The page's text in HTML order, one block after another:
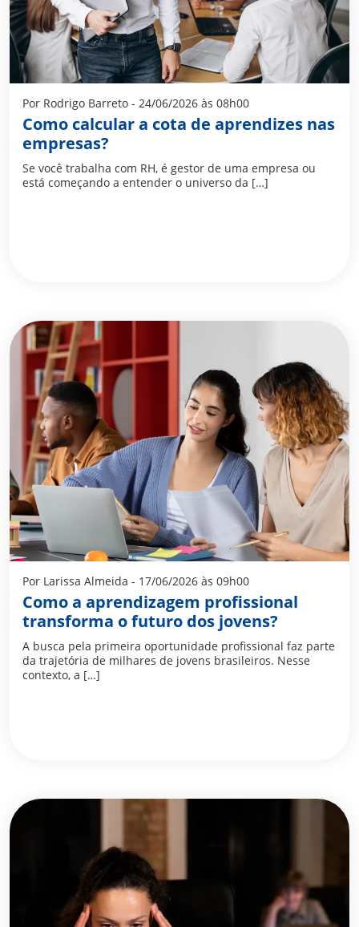
Por Rodrigo Barreto - 24/06/2026 às 08h00
Como calcular a cota de aprendizes nas
empresas?
Se você trabalha com RH, é gestor de uma empresa ou
está começando a entender o universo da […]
Por Larissa Almeida - 17/06/2026 às 09h00
Como a aprendizagem profissional
transforma o futuro dos jovens?
A busca pela primeira oportunidade profissional faz parte
da trajetória de milhares de jovens brasileiros. Nesse
contexto, a […]